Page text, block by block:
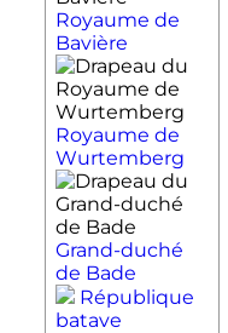
Royaume de
Bavière
Royaume de
Wurtemberg
Grand-duché
de Bade
République
batave